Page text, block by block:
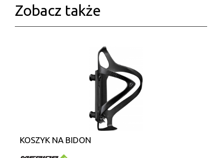
Zobacz także
KOSZYK NA BIDON